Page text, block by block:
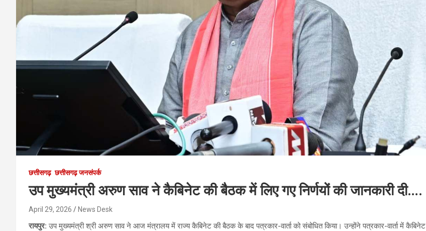
छत्तीसगढ़ छत्तीसगढ़ जनसंपर्क
उप मुख्यमंत्री अरुण साव ने कैबिनेट की बैठक में लिए गए निर्णयों की जानकारी दी….
April 29, 2026 News Desk
रायपुर:उप मुख्यमंत्री श्री अरुण साव ने आज मंत्रालय में राज्य कैबिनेट की बैठक के बाद पत्रकार-वार्ता को संबोधित किया। उन्होंने पत्रकार-वार्ता में कैबिनेट